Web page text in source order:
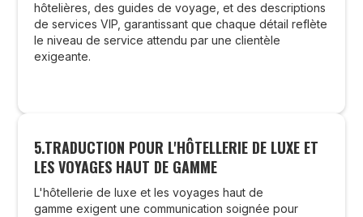
hôtelières, des guides de voyage, et des descriptions
de services VIP, garantissant que chaque détail reflète
le niveau de service attendu par une clientèle
exigeante.
5.TRADUCTION POUR L'HÔTELLERIE DE LUXE ET
LES VOYAGES HAUT DE GAMME
L'hôtellerie de luxe et les voyages haut de
gamme exigent une communication soignée pour